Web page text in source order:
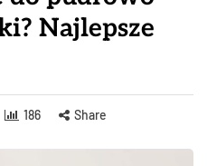
Najlepsze
186 Share